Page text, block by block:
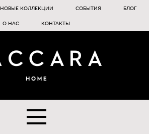
НОВЫЕ КОЛЛЕКЦИИ СОБЫТИЯ БЛОГ
О НАС КОНТАКТЫ